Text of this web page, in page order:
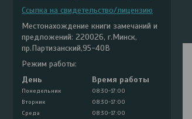
Ссылка на свидетельство/лицензию
Местонахождение книги замечаний и
предложений: 220026, г.Минск,
пр.Партизанский,95-40В
Режим работы:
День
Время работы
Понедельник
08:30-17:00
Вторник
08:30-17:00
Среда
08:30-17:00